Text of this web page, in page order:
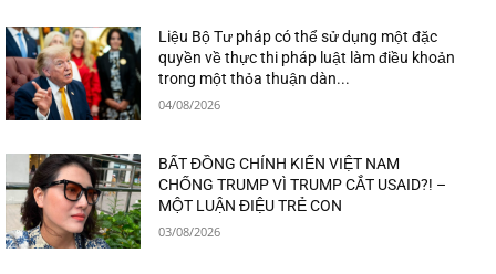
Liệu Bộ Tư pháp có thể sử dụng một đặc
quyền về thực thi pháp luật làm điều khoản
trong một thỏa thuận dàn...
04/08/2026
BẤT ĐỒNG CHÍNH KIẾN VIỆT NAM
CHỐNG TRUMP VÌ TRUMP CẮT USAID?! –
MỘT LUẬN ĐIỆU TRẺ CON
03/08/2026